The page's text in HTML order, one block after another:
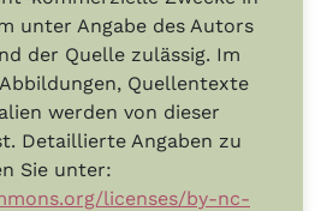
unter Angabe des Autors
der Quelle zulässig. Im
Quellentexte
werden von dieser
Detaillierte Angaben zu
Sie unter:
licenses/by-nc-